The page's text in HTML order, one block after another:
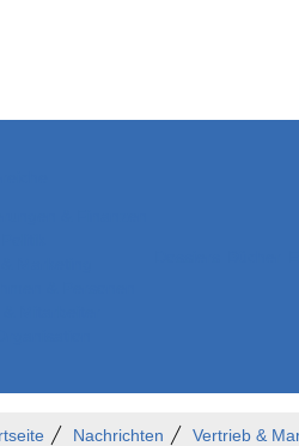
Nachrichten Vertrieb &